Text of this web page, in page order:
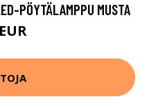
PÖYTÄLAMPPU MUSTA